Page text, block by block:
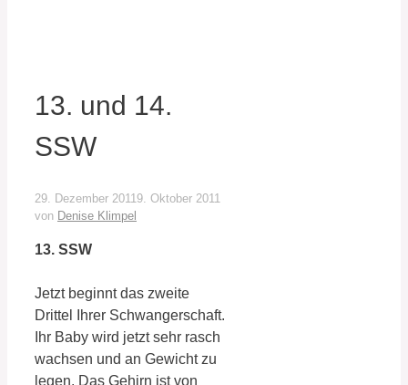
13. und 14.
SSW
29. Dezember 2011 9. Oktober 2011
von Denise Klimpel
13. SSW
Jetzt beginnt das zweite
Drittel Ihrer Schwangerschaft.
Ihr Baby wird jetzt sehr rasch
wachsen und an Gewicht zu
legen. Das Gehirn ist von